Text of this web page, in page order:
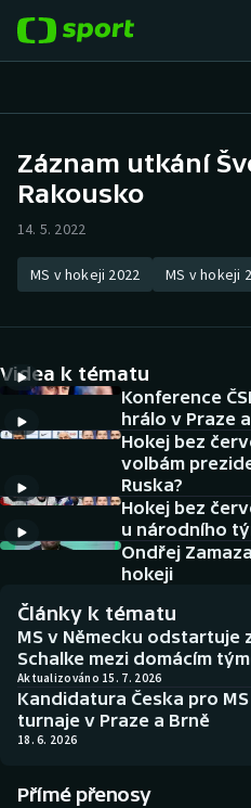
Hokej
Atletika
DALŠÍ SPORTY
Americký fotbal
Baseball a softbal
Basketbal
Biatlon
Boby a skeleton
Box
NEPŘEHLÉDNĚTE
Soutěže
Historické návraty
Aplikace ČT sport
AZ kvíz
Záznam utkání
Rakousko
14. 5. 2022
MS v hokeji 2022 MS v hokeji
Videa k tématu
Konference
hrálo v Praze
Hokej bez
volbám
Ruska?
Hokej bez
u národního
Ondřej
hokeji
Články k tématu
MS v Německu odstartuje
Schalke mezi domácím
Aktualizováno 15. 7. 2026
Kandidatura Česka pro
turnaje v Praze a Brně
18. 6. 2026
Přímé přenosy